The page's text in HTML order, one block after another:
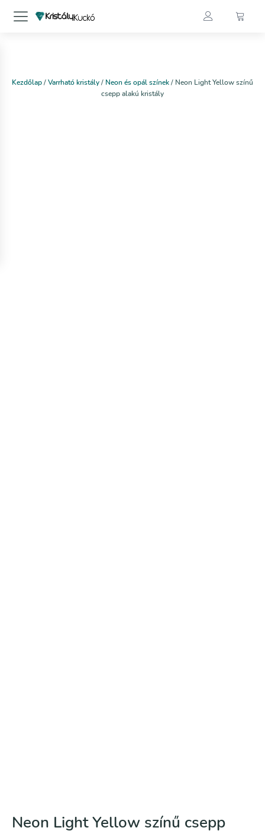
Kezdőlap/Varrható kristály/ Neon és opál színek/ Neon Light Yellow színű
csepp alakú kristály
Neon Light Yellow színű csepp